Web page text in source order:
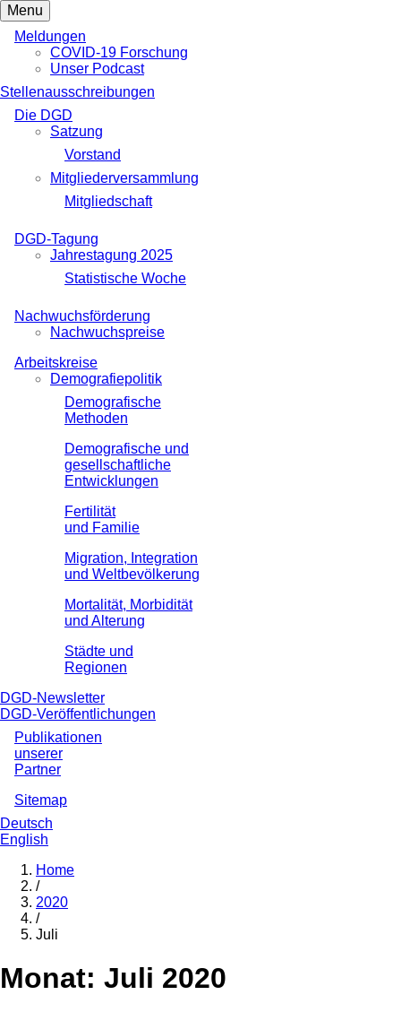
Menu
Meldungen
COVID-19 Forschung
Unser Podcast
Stellenausschreibungen
Die DGD
Satzung
Vorstand
Mitgliederversammlung
Mitgliedschaft
DGD-Tagung
Jahrestagung 2025
Statistische Woche
Nachwuchsförderung
Nachwuchspreise
Arbeitskreise
Demografiepolitik
Demografische
Methoden
Demografische und
gesellschaftliche
Entwicklungen
Fertilität
und Familie
Migration, Integration
und Weltbevölkerung
Mortalität, Morbidität
und Alterung
Städte und
Regionen
DGD-Newsletter
DGD-Veröffentlichungen
Publikationen
unserer
Partner
Sitemap
Deutsch
English
Home
/
2020
/
Juli
Monat: Juli 2020